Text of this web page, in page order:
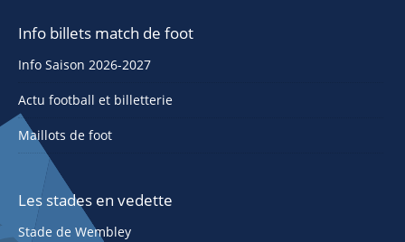
Info billets match de foot
Info Saison 2026-2027
Actu football et billetterie
Maillots de foot
Les stades en vedette
Stade de Wembley